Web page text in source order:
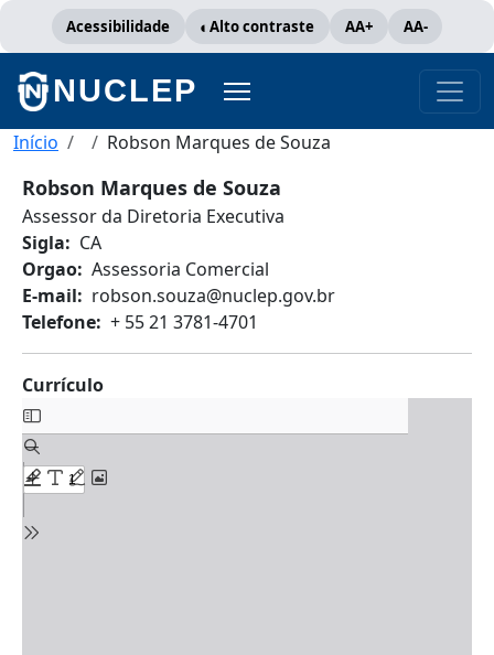
Acessibilidade Alto contraste AA+ AA-
NUCLEP
Trilha de navegação
Início Robson Marques de Souza
Robson Marques de Souza
Assessor da Diretoria Executiva
Sigla
CA
Orgao Assessoria Comercial
E-mail
robson.souza@nuclep.gov.br
Telefone + 55 21 3781-4701
Currículo